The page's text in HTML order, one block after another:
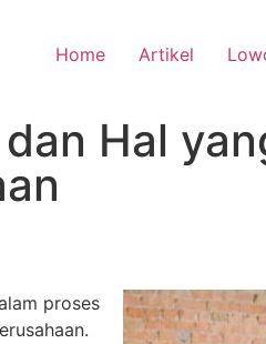
Home Artikel
Hal
proses